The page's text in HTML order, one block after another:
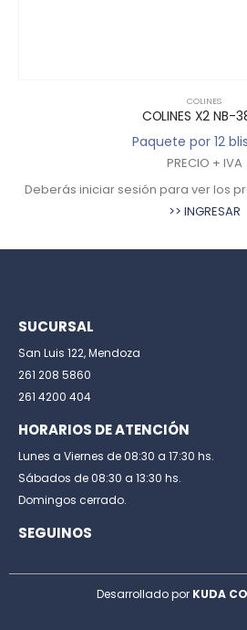
COLINES
COLINES X2 NB-
Paquete por 12
PRECIO + IVA
Deberás iniciar sesión para ver los
>> INGRESAR
SUCURSAL
San Luis 122, Mendoza
261 208 5860
261 4200 404
HORARIOS DE ATENCIÓN
Lunes a Viernes de 08:30 a 17:30 hs.
Sábados de 08:30 a 13:30 hs.
Domingos cerrado.
SEGUINOS
Desarrollado por KUDA